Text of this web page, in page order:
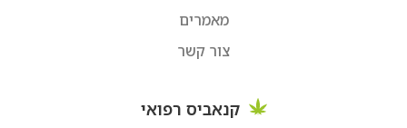
מאמרים
צור קשר
קנאביס רפואי